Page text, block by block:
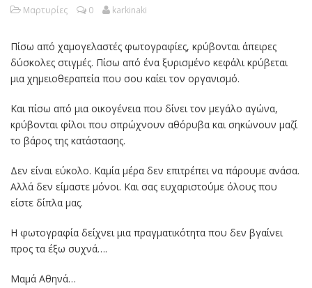
Μαρτυρίες 0 karkinaki
Πίσω από χαμογελαστές φωτογραφίες, κρύβονται άπειρες
δύσκολες στιγμές. Πίσω από ένα ξυρισμένο κεφάλι κρύβεται
μια χημειοθεραπεία που σου καίει τον οργανισμό.
Και πίσω από μια οικογένεια που δίνει τον μεγάλο αγώνα,
κρύβονται φίλοι που σπρώχνουν αθόρυβα και σηκώνουν μαζί
το βάρος της κατάστασης.
Δεν είναι εύκολο. Καμία μέρα δεν επιτρέπει να πάρουμε ανάσα.
Αλλά δεν είμαστε μόνοι. Και σας ευχαριστούμε όλους που
είστε δίπλα μας.
Η φωτογραφία δείχνει μια πραγματικότητα που δεν βγαίνει
προς τα έξω συχνά….
Μαμά Αθηνά…